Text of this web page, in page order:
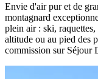
Envie d'air pur et de
montagnard
plein air : ski,
altitude ou au pied des
commission sur Séjour